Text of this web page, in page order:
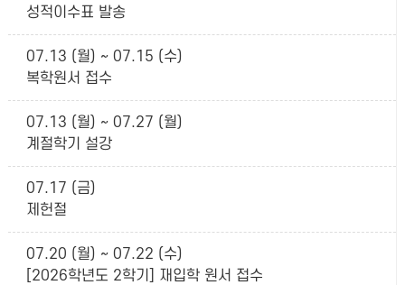
성적이수표 발송
07.13 (월) ~ 07.15 (수)
복학원서 접수
07.13 (월) ~ 07.27 (월)
계절학기 설강
07.17 (금)
제헌절
07.20 (월) ~ 07.22 (수)
[2026학년도 2학기] 재입학 원서 접수